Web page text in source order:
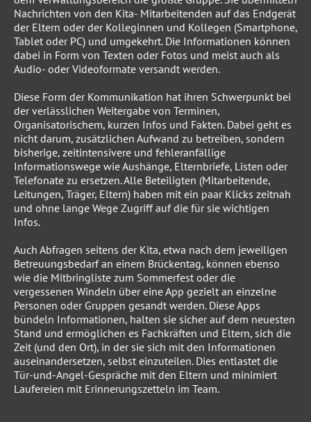
Nachrichten von den Kita- Mitarbeitenden auf das Endgerät
der Eltern oder der Kolleginnen und Kollegen (Smartphone,
Tablet oder PC) und umgekehrt. Die Informationen können
dabei in Form von Texten oder Fotos und meist auch als
Audio- oder Videoformate versandt werden.
Diese Form der Kommunikation hat ihren Schwerpunkt bei
der verlässlichen Weitergabe von Terminen,
Organisatorischem, kurzen Infos und Fakten. Dabei geht es
nicht darum, zusätzlichen Aufwand zu betreiben, sondern
bisherige, zeitintensivere und fehleranfällige
Informationswege wie Aushänge, Elternbriefe, Listen oder
Telefonate zu ersetzen. Alle Beteiligten (Mitarbeitende,
Leitungen, Träger, Eltern) haben mit ein paar Klicks zeitnah
und ohne lange Wege Zugriff auf die für sie wichtigen
Infos.
Auch Abfragen seitens der Kita, etwa nach dem jeweiligen
Betreuungsbedarf an einem Brückentag, können ebenso
wie die Mitbringliste zum Sommerfest oder die
vergessenen Windeln über eine App gezielt an einzelne
Personen oder Gruppen gesandt werden. Diese Apps
bündeln Informationen, halten sie sicher auf dem neuesten
Stand und ermöglichen es Fachkräften und Eltern, sich die
Zeit (und den Ort), in der sie sich mit den Informationen
auseinandersetzen, selbst einzuteilen. Dies entlastet die
Tür-und-Angel-Gespräche mit den Eltern und minimiert
Laufereien mit Erinnerungszetteln im Team.